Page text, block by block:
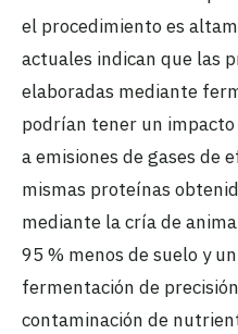
el procedimiento es
actuales indican que las
elaboradas mediante
podrían tener un
a emisiones de gases de
mismas proteínas
mediante la cría de
95 % menos de suelo y
fermentación de
contaminación de